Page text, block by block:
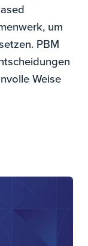
um
PBM
Weise